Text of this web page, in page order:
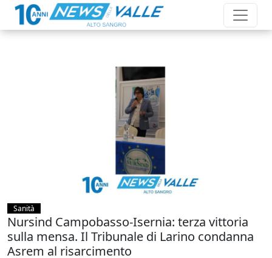
Sanità
Nursind Campobasso‑Isernia: terza vittoria
sulla mensa. Il Tribunale di Larino condanna
Asrem al risarcimento